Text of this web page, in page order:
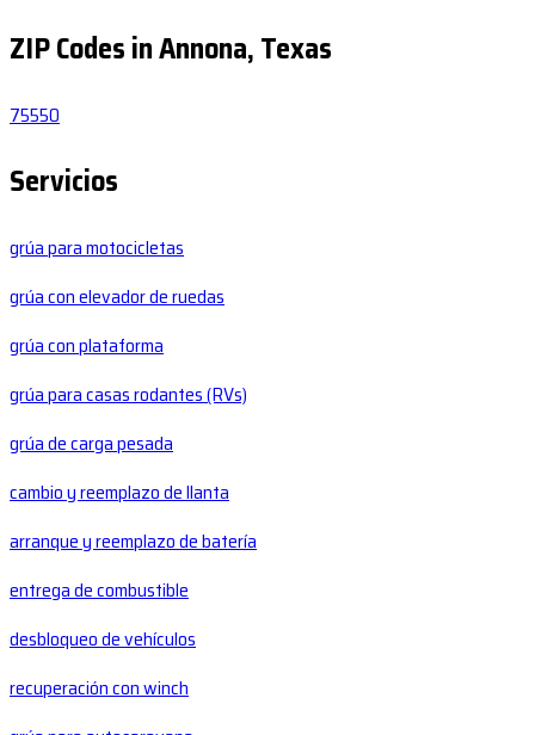
ZIP Codes in Annona, Texas
75550
Servicios
grúa para motocicletas
grúa con elevador de ruedas
grúa con plataforma
grúa para casas rodantes (RVs)
grúa de carga pesada
cambio y reemplazo de llanta
arranque y reemplazo de batería
entrega de combustible
desbloqueo de vehículos
recuperación con winch